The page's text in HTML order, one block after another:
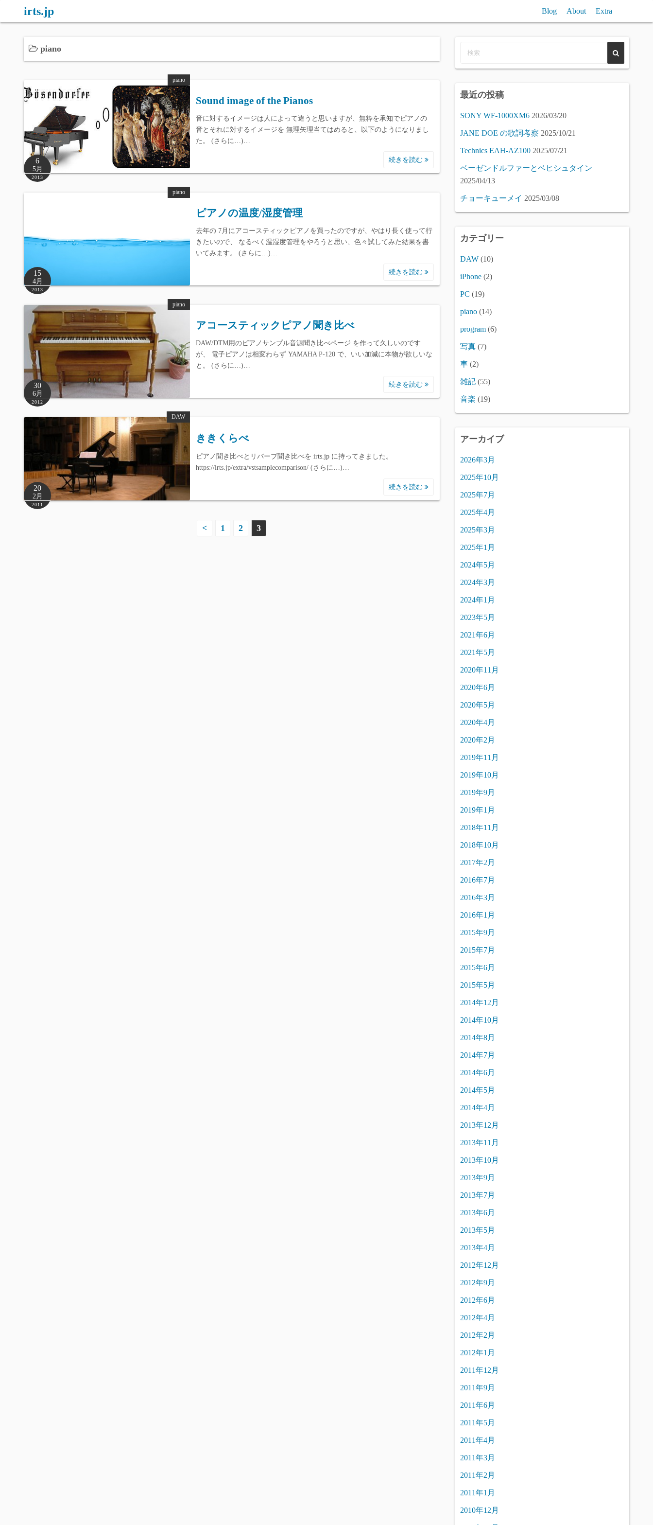
irts.jp Blog About Extra
各種ピアノ聞き比べ / Piano (free) Samples Compare
piano
piano
6
5月
2013
Sound image of the Pianos
音に対するイメージは人によって違うと思いますが、無粋を承知でピアノの
音とそれに対するイメージを 無理矢理当てはめると、以下のようになりまし
た。 (さらに…)…
続きを読む
piano
15
4月
2013
ピアノの温度/湿度管理
去年の 7月にアコースティックピアノを買ったのですが、やはり長く使って行
きたいので、 なるべく温湿度管理をやろうと思い、色々試してみた結果を書
いてみます。 (さらに…)…
続きを読む
piano
30
6月
2012
アコースティックピアノ聞き比べ
DAW/DTM用のピアノサンプル音源聞き比べページ を作って久しいのです
が、 電子ピアノは相変わらず YAMAHA P-120 で、いい加減に本物が欲しいな
と。 (さらに…)…
続きを読む
DAW
20
2月
2011
ききくらべ
ピアノ聞き比べとリバーブ聞き比べを irts.jp に持ってきました。
https://irts.jp/extra/vstsamplecomparison/ (さらに…)…
続きを読む
< 1 2 3
最近の投稿
SONY WF-1000XM6 2026/03/20
JANE DOE の歌詞考察 2025/10/21
Technics EAH-AZ100 2025/07/21
ベーゼンドルファーとベヒシュタイン
2025/04/13
チョーキューメイ 2025/03/08
カテゴリー
DAW (10)
iPhone (2)
PC (19)
piano (14)
program (6)
写真 (7)
車 (2)
雑記 (55)
音楽 (19)
アーカイブ
2026年3月
2025年10月
2025年7月
2025年4月
2025年3月
2025年1月
2024年5月
2024年3月
2024年1月
2023年5月
2021年6月
2021年5月
2020年11月
2020年6月
2020年5月
2020年4月
2020年2月
2019年11月
2019年10月
2019年9月
2019年1月
2018年11月
2018年10月
2017年2月
2016年7月
2016年3月
2016年1月
2015年9月
2015年7月
2015年6月
2015年5月
2014年12月
2014年10月
2014年8月
2014年7月
2014年6月
2014年5月
2014年4月
2013年12月
2013年11月
2013年10月
2013年9月
2013年7月
2013年6月
2013年5月
2013年4月
2012年12月
2012年9月
2012年6月
2012年4月
2012年2月
2012年1月
2011年12月
2011年9月
2011年6月
2011年5月
2011年4月
2011年3月
2011年2月
2011年1月
2010年12月